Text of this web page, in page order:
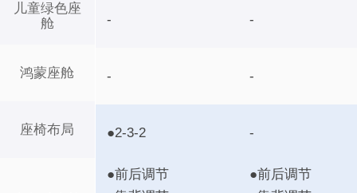
儿童绿色座
舱
鸿蒙座舱
座椅布局
- -
- -
●2-3-2 -
●前后调节
●前后调节